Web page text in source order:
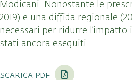
Modicani . Nonostante le
2019) e una diffida regionale
necessari per ridurre
stati ancora eseguiti.
scarica pdf